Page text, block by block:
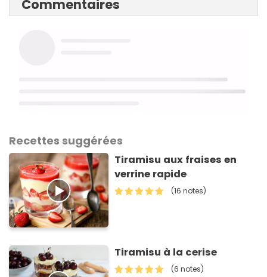
Commentaires
Recettes suggérées
Tiramisu aux fraises en
verrine rapide
(16 notes)
Tiramisu à la cerise
(6 notes)